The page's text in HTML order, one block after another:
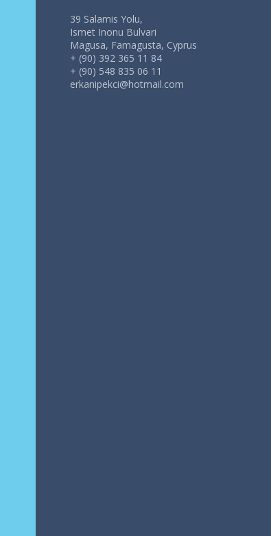
39 Salamis Yolu,
Ismet Inonu Bulvari
Magusa, Famagusta, Cyprus
+ (90) 392 365 11 84
+ (90) 548 835 06 11
erkanipekci@hotmail.com